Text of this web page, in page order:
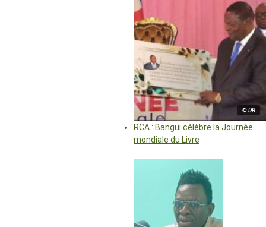
© DR
RCA : Bangui célèbre la Journée
mondiale du Livre